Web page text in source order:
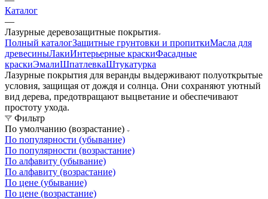
Каталог
—
Лазурные деревозащитные покрытия
Полный каталогЗащитные грунтовки и пропиткиМасла для
древесиныЛакиИнтерьерные краскиФасадные
краскиЭмалиШпатлевкаШтукатурка
Лазурные покрытия для веранды выдерживают полуоткрытые
условия, защищая от дождя и солнца. Они сохраняют уютный
вид дерева, предотвращают выцветание и обеспечивают
простоту ухода.
Фильтр
По умолчанию (возрастание)
По популярности (убывание)
По популярности (возрастание)
По алфавиту (убывание)
По алфавиту (возрастание)
По цене (убывание)
По цене (возрастание)